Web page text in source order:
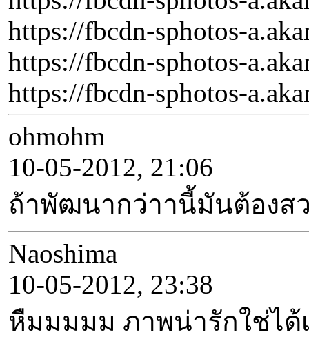
https://fbcdn-sphotos-
https://fbcdn-sphotos-
https://fbcdn-sphotos-
ohmohm
10-05-2012, 21:06
ถ้าพัฒนากว่าานี้มันต้องสว
Naoshima
10-05-2012, 23:38
หืมมมมม ภาพน่ารักใช่ได้